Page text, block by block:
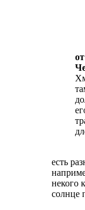
есть
некого
солнце